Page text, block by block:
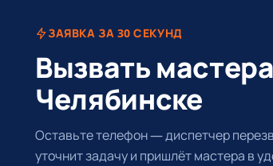
ЗАЯВКА ЗА 30 СЕКУНД
Вызвать
Челябинске
Оставьте телефон — диспетчер
уточнит задачу и пришлёт мастера в